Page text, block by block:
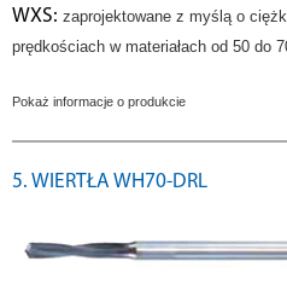
WXS: zaprojektowane z myślą o
prędkościach w materiałach od 50 do
Pokaż informacje o produkcie
5. WIERTŁA WH70-DRL